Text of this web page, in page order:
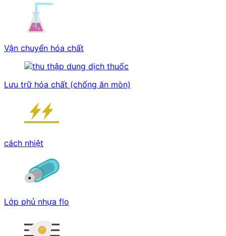
Vận chuyển hóa chất
Lưu trữ hóa chất (chống ăn mòn)
cách nhiệt
Lớp phủ nhựa flo